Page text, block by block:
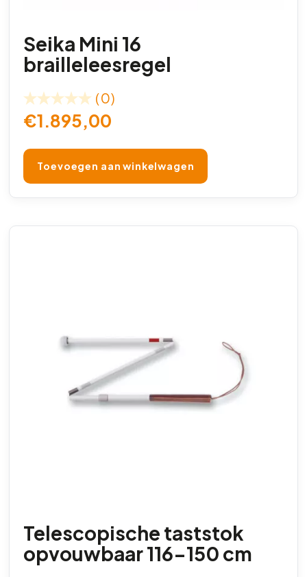
Seika Mini 16
brailleleesregel
(0)
€1.895,00
Toevoegen aan winkelwagen
Telescopische taststok
opvouwbaar 116-150 cm